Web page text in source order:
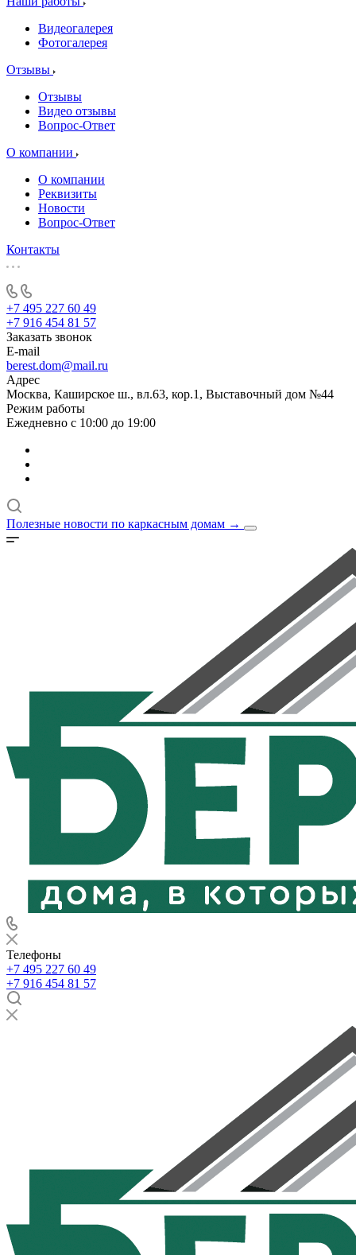
Видеогалерея
Фотогалерея
Отзывы
Отзывы
Видео отзывы
Вопрос-Ответ
О компании
О компании
Реквизиты
Новости
Вопрос-Ответ
Контакты
+7 495 227 60 49
+7 916 454 81 57
Заказать звонок
E-mail
berest.dom@mail.ru
Адрес
Москва, Каширское ш., вл.63, кор.1, Выставочный дом №44
Режим работы
Ежедневно с 10:00 до 19:00
Полезные новости по каркасным домам →
Телефоны
+7 495 227 60 49
+7 916 454 81 57